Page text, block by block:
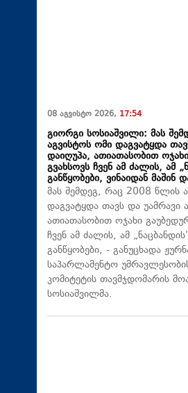
08 აგვისტო 2026, 17:54
გიორგი სოსიაშვილი: მას
აგვისტოს ომი დაგვატყდა
დაიღუპა, ათიათასობით
გვახსოვს ჩვენ ამ ძალის, ამ
განწყობები, ვინაიდან
მას შემდეგ, რაც 2008 წლის
დაგვატყდა თავს და უამრავი
ათიათასობით ოჯახი
ჩვენ ამ ძალის, ამ
განწყობები, - განუცხადა
საპარლამენტო
კომიტეტის თავმჯდომარის
სოსიაშვილმა.